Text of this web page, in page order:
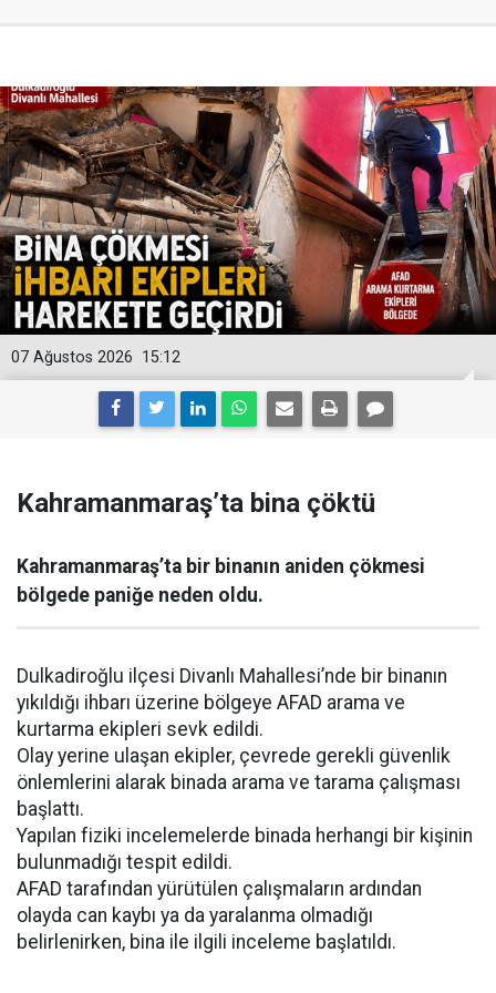
15:12
07 Ağustos 2026
Kahramanmaraş’ta bina çöktü
Kahramanmaraş’ta bir binanın aniden çökmesi
bölgede paniğe neden oldu.
Dulkadiroğlu ilçesi Divanlı Mahallesi’nde bir binanın
yıkıldığı ihbarı üzerine bölgeye AFAD arama ve
kurtarma ekipleri sevk edildi.
Olay yerine ulaşan ekipler, çevrede gerekli güvenlik
önlemlerini alarak binada arama ve tarama çalışması
başlattı.
Yapılan fiziki incelemelerde binada herhangi bir kişinin
bulunmadığı tespit edildi.
AFAD tarafından yürütülen çalışmaların ardından
olayda can kaybı ya da yaralanma olmadığı
belirlenirken, bina ile ilgili inceleme başlatıldı.